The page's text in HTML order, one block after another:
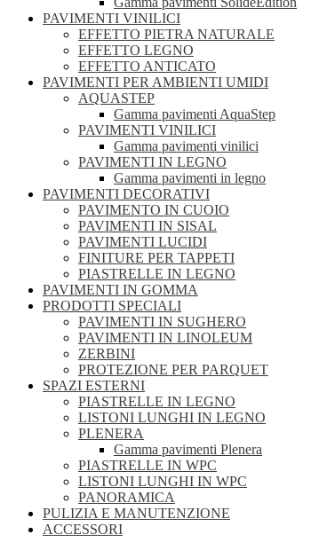
PAVIMENTI VINILICI
EFFETTO PIETRA NATURALE
EFFETTO LEGNO
EFFETTO ANTICATO
PAVIMENTI PER AMBIENTI UMIDI
AQUASTEP
Gamma pavimenti AquaStep
PAVIMENTI VINILICI
Gamma pavimenti vinilici
PAVIMENTI IN LEGNO
Gamma pavimenti in legno
PAVIMENTI DECORATIVI
PAVIMENTO IN CUOIO
PAVIMENTI IN SISAL
PAVIMENTI LUCIDI
FINITURE PER TAPPETI
PIASTRELLE IN LEGNO
PAVIMENTI IN GOMMA
PRODOTTI SPECIALI
PAVIMENTI IN SUGHERO
PAVIMENTI IN LINOLEUM
ZERBINI
PROTEZIONE PER PARQUET
SPAZI ESTERNI
PIASTRELLE IN LEGNO
LISTONI LUNGHI IN LEGNO
PLENERA
Gamma pavimenti Plenera
PIASTRELLE IN WPC
LISTONI LUNGHI IN WPC
PANORAMICA
PULIZIA E MANUTENZIONE
ACCESSORI